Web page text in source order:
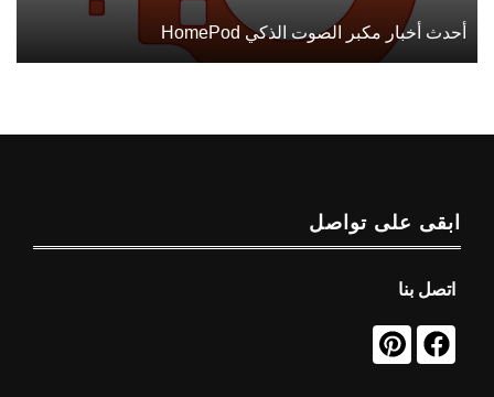
أحدث أخبار مكبر الصوت الذكي HomePod
ابقى على تواصل
اتصل بنا